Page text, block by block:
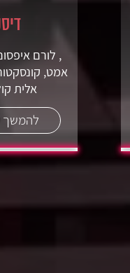
, לורם
אמט,
אלית
להמשך